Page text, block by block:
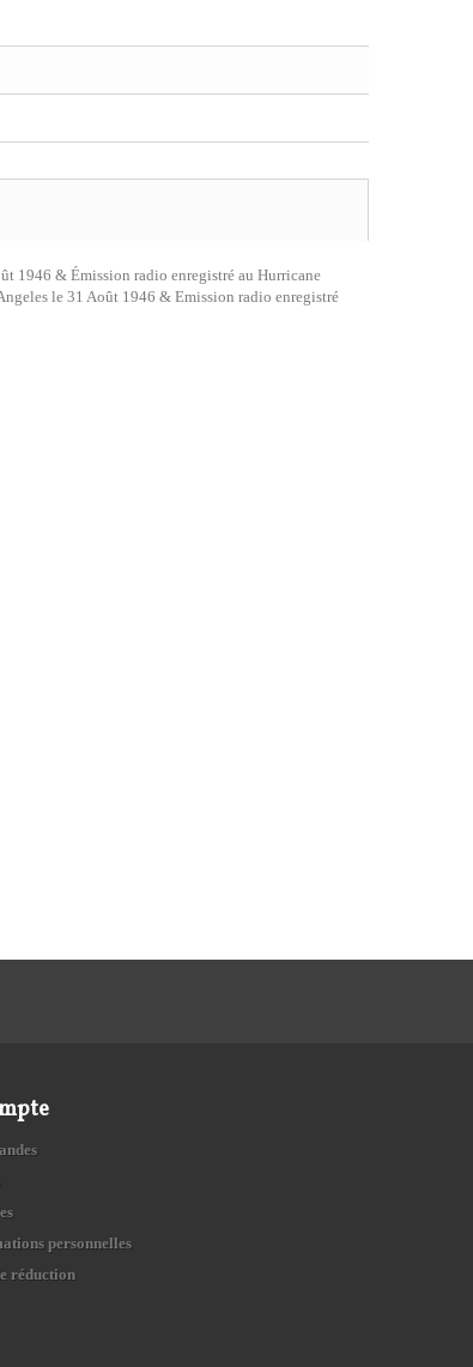
1946 & Émission radio enregistré au Hurricane
le 31 Août 1946 & Emission radio enregistré
personnelles
réduction